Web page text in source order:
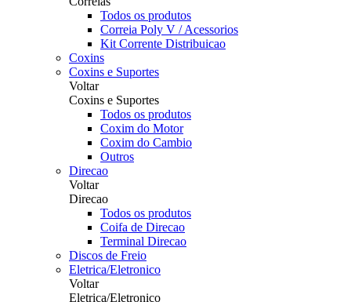
Todos os produtos
Correia Poly V / Acessorios
Kit Corrente Distribuicao
Coxins
Coxins e Suportes
Voltar
Coxins e Suportes
Todos os produtos
Coxim do Motor
Coxim do Cambio
Outros
Direcao
Voltar
Direcao
Todos os produtos
Coifa de Direcao
Terminal Direcao
Discos de Freio
Eletrica/Eletronico
Voltar
Eletrica/Eletronico